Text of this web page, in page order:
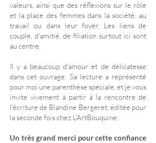
valeurs, ainsi que des réflexions sur le rôle
et la place des femmes dans la société, au
travail ou dans leur foyer. Les liens de
couple, d'amitié, de filiation surtout ici sont
au centre.
Il y a beaucoup d'amour et de délicatesse
dans cet ouvrage. Sa lecture a représenté
pour moi une parenthèse spéciale, et je vous
invite vivement à partir à la rencontre de
l'écriture de Blandine Bergeret, éditée pour
la seconde fois chez L'ArtBouquine.
Un très grand merci pour cette confiance